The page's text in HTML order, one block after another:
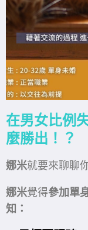
在男女比例
麼勝出！？
娜米就要來聊聊
娜米覺得參加單
知：